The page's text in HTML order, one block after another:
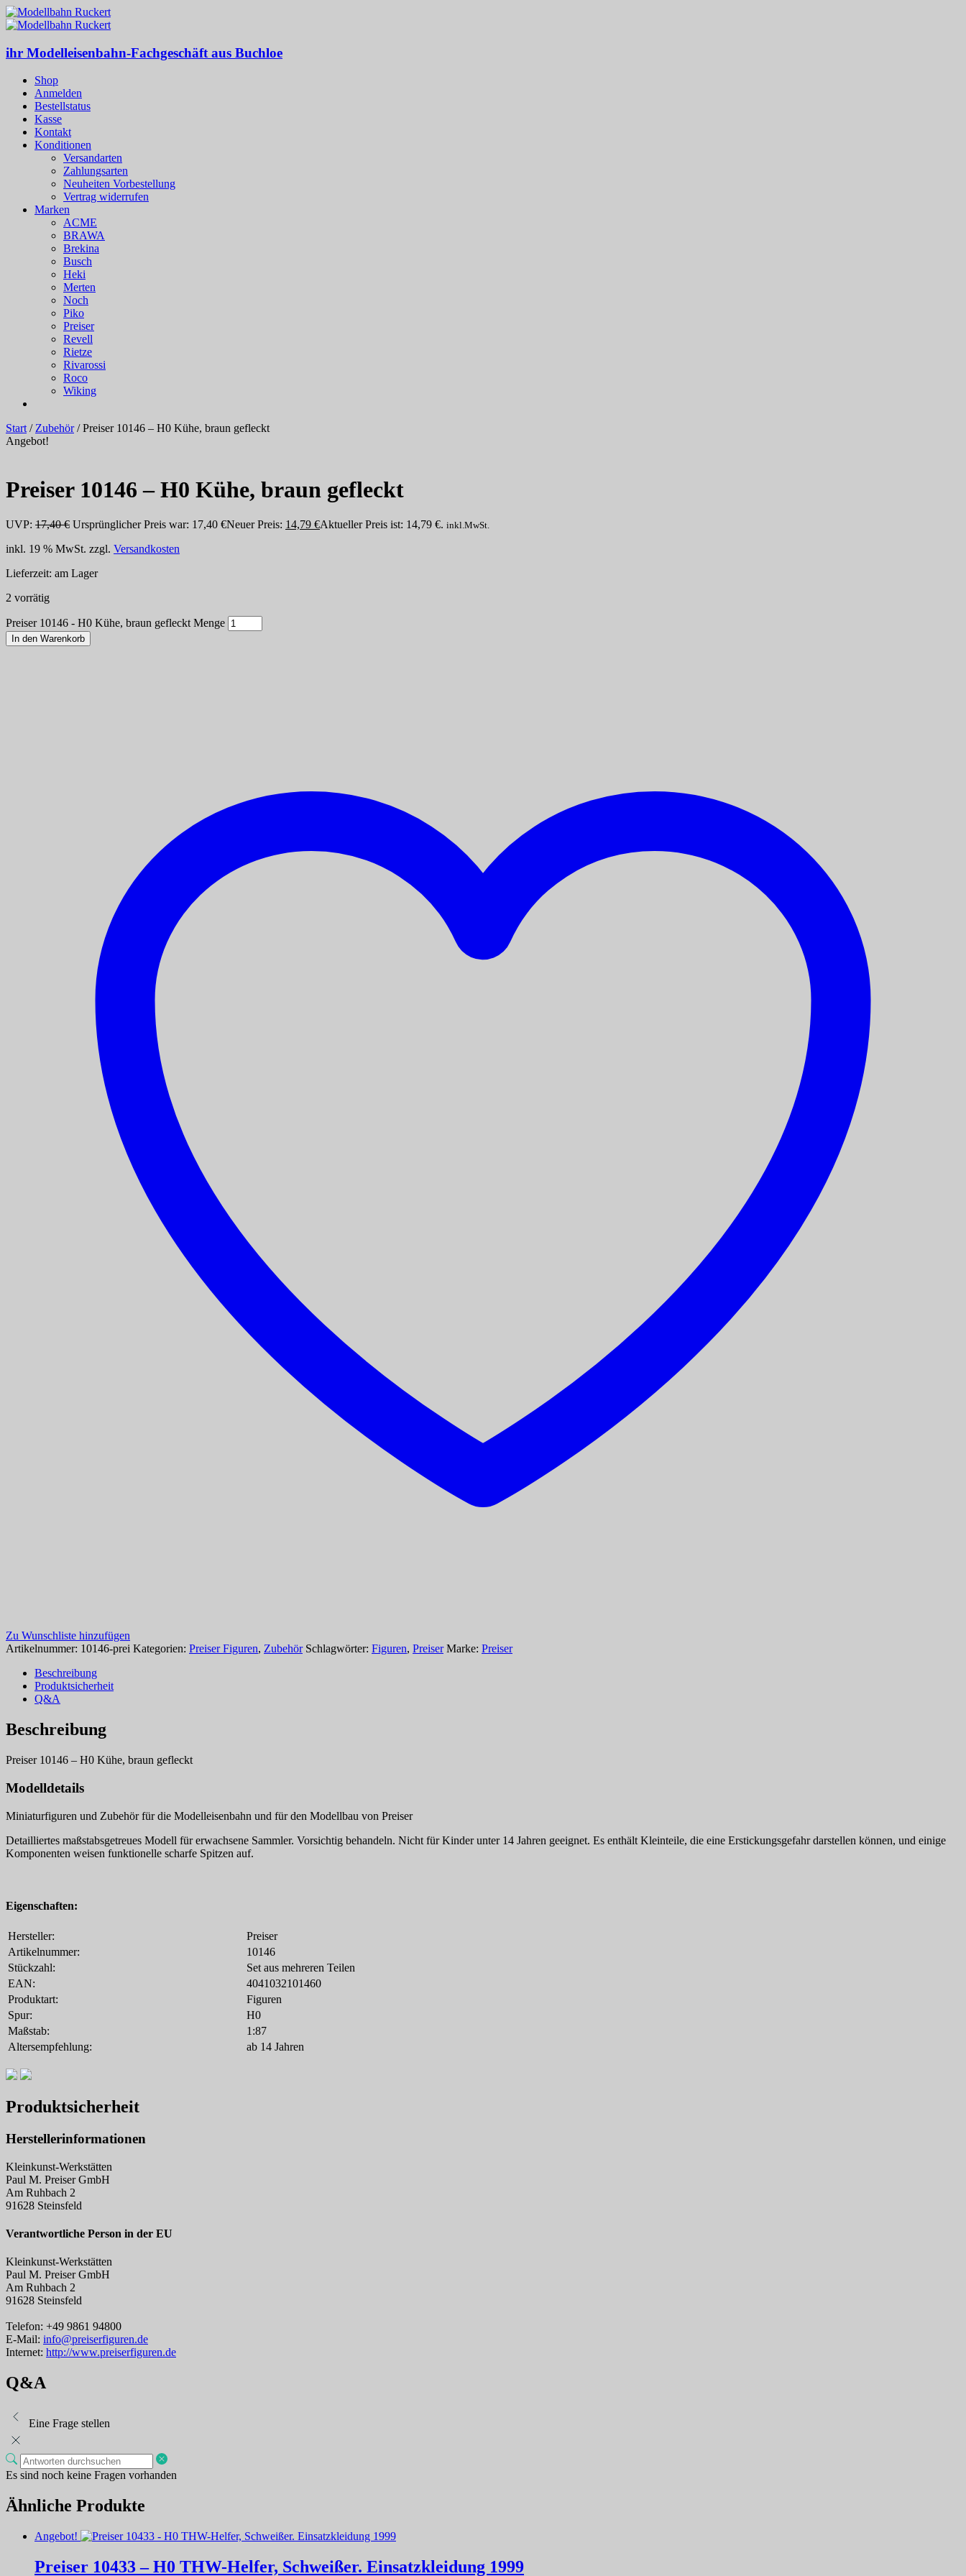
ihr Modelleisenbahn-Fachgeschäft aus Buchloe
Shop
Anmelden
Bestellstatus
Kasse
Kontakt
Konditionen
Versandarten
Zahlungsarten
Neuheiten Vorbestellung
Vertrag widerrufen
Marken
ACME
BRAWA
Brekina
Busch
Heki
Merten
Noch
Piko
Preiser
Revell
Rietze
Rivarossi
Roco
Wiking
Start/Zubehör/ Preiser 10146 – H0 Kühe, braun gefleckt
Angebot!
Preiser 10146 – H0 Kühe, braun gefleckt
UVP: 17,40€ Ursprünglicher Preis war: 17,40 €Neuer Preis: 14,79 €Aktueller Preis ist: 14,79 €. inkl.MwSt.
inkl. 19 % MwSt. zzgl. Versandkosten
Lieferzeit: am Lager
2 vorrätig
Preiser 10146 - H0 Kühe, braun gefleckt Menge
In den Warenkorb
Zu Wunschliste hinzufügen
Artikelnummer: 10146-prei Kategorien: Preiser Figuren, Zubehör Schlagwörter: Figuren, Preiser Marke: Preiser
Beschreibung
Produktsicherheit
Q&A
Beschreibung
Preiser 10146 – H0 Kühe, braun gefleckt
Modelldetails
Miniaturfiguren und Zubehör für die Modelleisenbahn und für den Modellbau von Preiser
Detailliertes maßstabsgetreues Modell für erwachsene Sammler. Vorsichtig behandeln. Nicht für Kinder unter 14 Jahren geeignet. Es enthält Kleinteile, die eine Erstickungsgefahr darstellen können, und einige
Komponenten weisen funktionelle scharfe Spitzen auf.
Eigenschaften:
Hersteller:
Preiser
Artikelnummer:
10146
Stückzahl:
Set aus mehreren Teilen
EAN:
4041032101460
Produktart:
Figuren
Spur:
H0
Maßstab:
1:87
Altersempfehlung:
ab 14 Jahren
Produktsicherheit
Herstellerinformationen
Kleinkunst-Werkstätten
Paul M. Preiser GmbH
Am Ruhbach 2
91628 Steinsfeld
Verantwortliche Person in der EU
Kleinkunst-Werkstätten
Paul M. Preiser GmbH
Am Ruhbach 2
91628 Steinsfeld
Telefon: +49 9861 94800
E-Mail: info@preiserfiguren.de
Internet: http://www.preiserfiguren.de
Q&A
Eine Frage stellen
Es sind noch keine Fragen vorhanden
Ähnliche Produkte
Angebot!
Preiser 10433 – H0 THW-Helfer, Schweißer. Einsatzkleidung 1999